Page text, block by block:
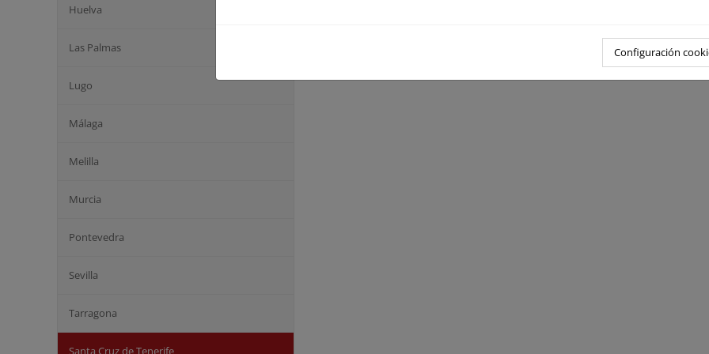
Huelva
Las Palmas
Lugo
Málaga
Melilla
Murcia
Pontevedra
Sevilla
Tarragona
Santa Cruz de Tenerife
Configuración